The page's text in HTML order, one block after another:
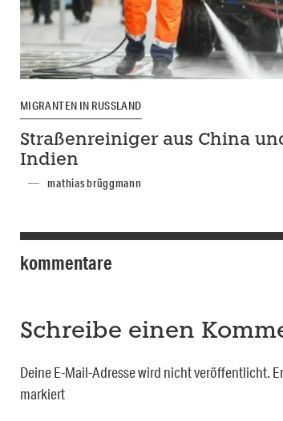
MIGRANTEN IN RUSSLAND
Straßenreiniger aus China
Indien
mathias brüggmann
kommentare
Schreibe einen
Deine E-Mail-Adresse wird nicht veröffentlicht.
markiert